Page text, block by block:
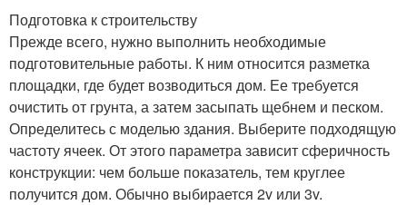
Подготовка к строительству
Прежде всего, нужно выполнить необходимые
подготовительные работы. К ним относится разметка
площадки, где будет возводиться дом. Ее требуется
очистить от грунта, а затем засыпать щебнем и песком.
Определитесь с моделью здания. Выберите подходящую
частоту ячеек. От этого параметра зависит сферичность
конструкции: чем больше показатель, тем круглее
получится дом. Обычно выбирается 2v или 3v.